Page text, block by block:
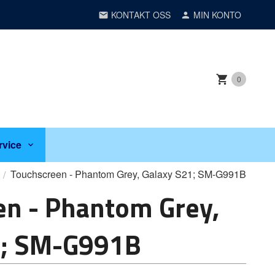
KONTAKT OSS MIN KONTO
0
Touchscreen - Phantom Grey, Galaxy S21; SM-G991B
- Phantom Grey,
SM-G991B